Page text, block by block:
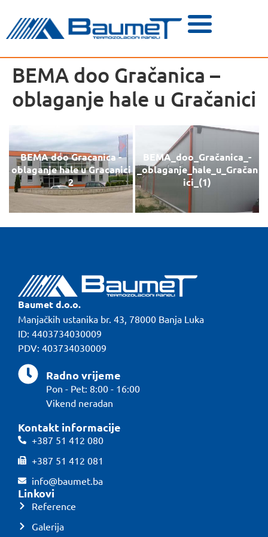
BEMA doo Gračanica –
oblaganje hale u Gračanici
BEMA doo Gracanica -
oblaganje hale u Gracanici
2
BEMA_doo_Gračanica_-
_oblaganje_hale_u_Gračan
ici_(1)
Baumet d.o.o.
Manjačkih ustanika br. 43, 78000 Banja Luka
ID: 4403734030009
PDV: 403734030009
Radno vrijeme
Pon - Pet: 8:00 - 16:00
Vikend neradan
Kontakt informacije
+387 51 412 080
+387 51 412 081
info@baumet.ba
Linkovi
Reference
Galerija